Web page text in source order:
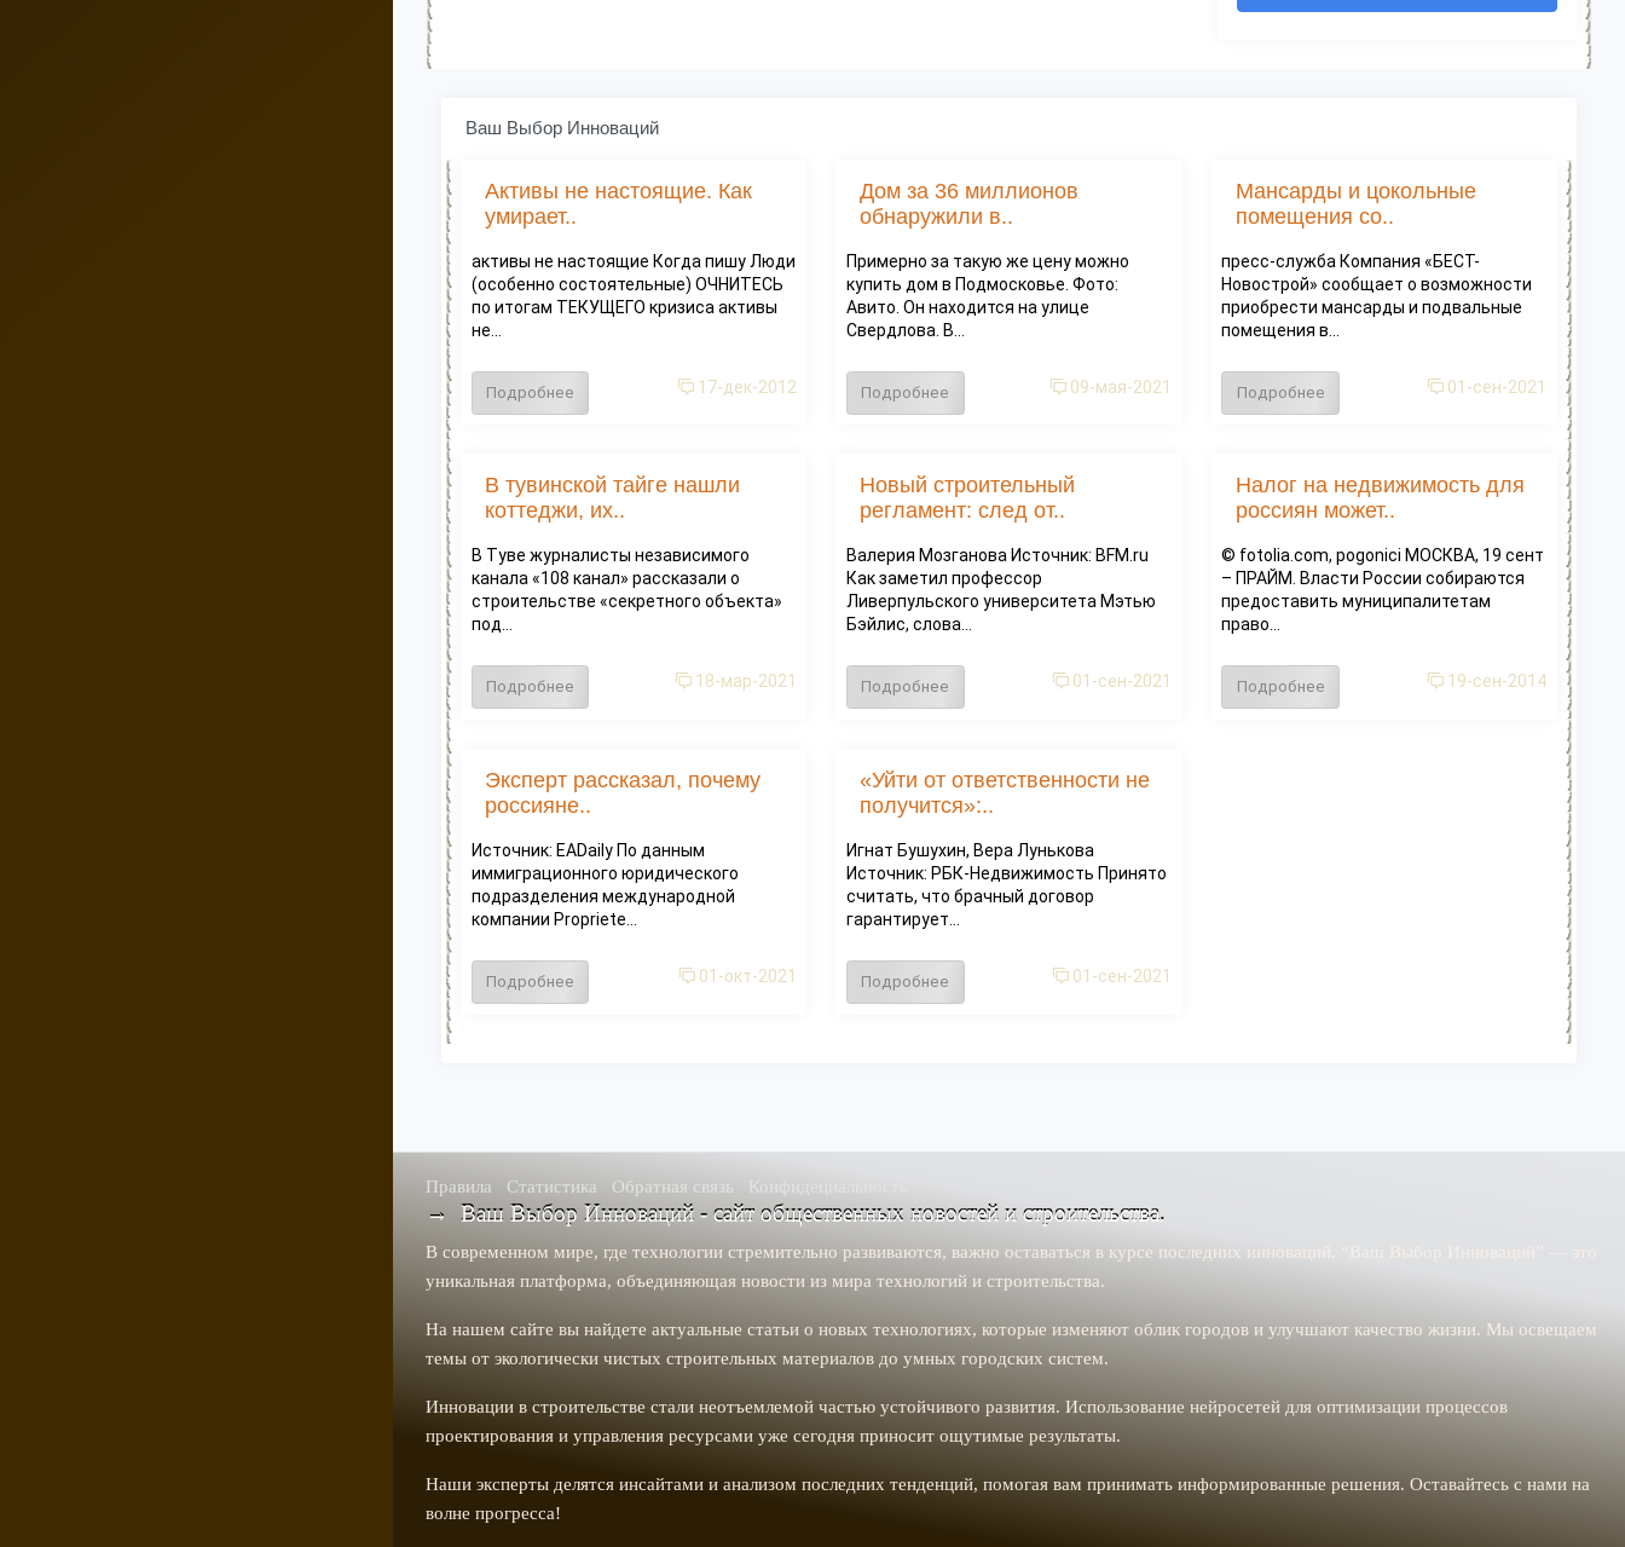
Ваш Выбор Инноваций
Активы не настоящие. Как
умирает..
активы не настоящие Когда пишу Люди
(особенно состоятельные) ОЧНИТЕСЬ
по итогам ТЕКУЩЕГО кризиса активы
не...
Подробнее 17-дек-2012
Дом за 36 миллионов
обнаружили в..
Примерно за такую же цену можно
купить дом в Подмосковье. Фото:
Авито. Он находится на улице
Свердлова. В...
Подробнее 09-мая-2021
Мансарды и цокольные
помещения со..
пресс-служба Компания «БЕСТ-
Новострой» сообщает о возможности
приобрести мансарды и подвальные
помещения в...
Подробнее 01-сен-2021
В тувинской тайге нашли
коттеджи, их..
В Туве журналисты независимого
канала «108 канал» рассказали о
строительстве «секретного объекта»
под...
Подробнее 18-мар-2021
Новый строительный
регламент: след от..
Валерия Мозганова Источник: BFM.ru
Как заметил профессор
Ливерпульского университета Мэтью
Бэйлис, слова...
Подробнее 01-сен-2021
Налог на недвижимость для
россиян может..
© fotolia.com, pogonici МОСКВА, 19 сент
– ПРАЙМ. Власти России собираются
предоставить муниципалитетам
право...
Подробнее 19-сен-2014
Эксперт рассказал, почему
россияне..
Источник: EADaily По данным
иммиграционного юридического
подразделения международной
компании Propriеtе...
Подробнее 01-окт-2021
«Уйти от ответственности не
получится»:..
Игнат Бушухин, Вера Лунькова
Источник: РБК-Недвижимость Принято
считать, что брачный договор
гарантирует...
Подробнее 01-сен-2021
Правила Статистика Обратная связь Конфидециальность
→ Ваш Выбор Инноваций - сайт общественных новостей и строительства.
В современном мире, где технологии стремительно развиваются, важно оставаться в курсе последних инноваций. “Ваш Выбор Инноваций” — это
уникальная платформа, объединяющая новости из мира технологий и строительства.
На нашем сайте вы найдете актуальные статьи о новых технологиях, которые изменяют облик городов и улучшают качество жизни. Мы освещаем
темы от экологически чистых строительных материалов до умных городских систем.
Инновации в строительстве стали неотъемлемой частью устойчивого развития. Использование нейросетей для оптимизации процессов
проектирования и управления ресурсами уже сегодня приносит ощутимые результаты.
Наши эксперты делятся инсайтами и анализом последних тенденций, помогая вам принимать информированные решения. Оставайтесь с нами на
волне прогресса!